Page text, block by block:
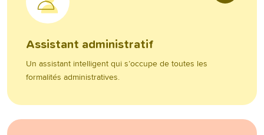
Assistant administratif
Un assistant intelligent qui s’occupe de toutes les
formalités administratives.